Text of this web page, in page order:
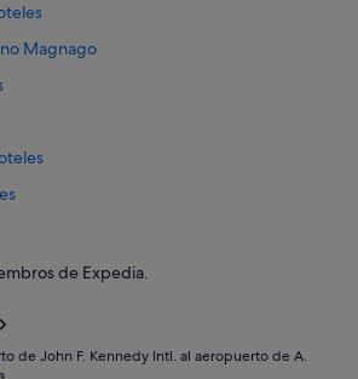
Magnago
de Expedia.
de John F. Kennedy Intl. al aeropuerto de A.